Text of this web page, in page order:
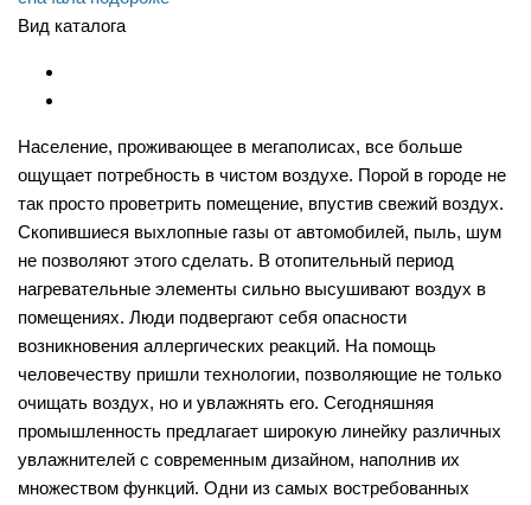
Вид каталога
Население, проживающее в мегаполисах, все больше
ощущает потребность в чистом воздухе. Порой в городе не
так просто проветрить помещение, впустив свежий воздух.
Скопившиеся выхлопные газы от автомобилей, пыль, шум
не позволяют этого сделать. В отопительный период
нагревательные элементы сильно высушивают воздух в
помещениях. Люди подвергают себя опасности
возникновения аллергических реакций. На помощь
человечеству пришли технологии, позволяющие не только
очищать воздух, но и увлажнять его. Сегодняшняя
промышленность предлагает широкую линейку различных
увлажнителей с современным дизайном, наполнив их
множеством функций. Одни из самых востребованных